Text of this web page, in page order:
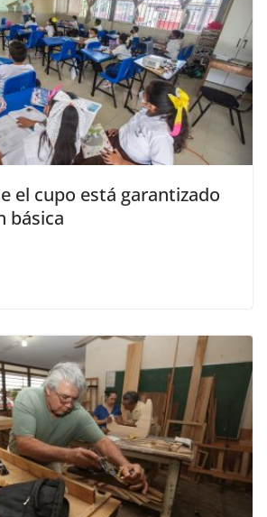
el cupo está garantizado
básica